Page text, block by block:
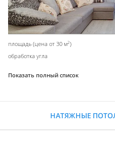
площадь (цена от 30 м2)
обработка угла
Показать полный список
НАТЯЖНЫЕ